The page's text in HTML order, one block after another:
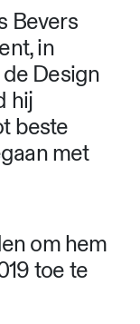
Bevers
in
Design
hij
beste
met
om hem
toe te